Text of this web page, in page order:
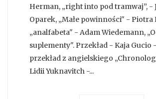
Herman, „right into pod tramwaj”, -
Oparek, „Małe powinności" - Piotra
„analfabeta" - Adam Wiedemann,
suplementy". Przekład - Kaja Gucio
przekład z angielskiego
Lidii Yuknavitch -...